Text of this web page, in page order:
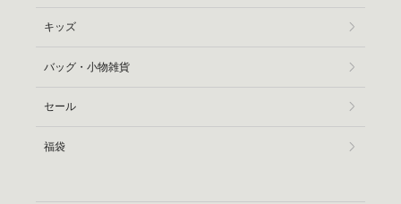
キッズ
バッグ・小物雑貨
セール
福袋